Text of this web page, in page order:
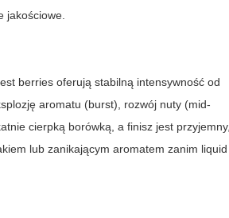
jakościowe.
berries oferują stabilną intensywność od
aromatu (burst), rozwój nuty (mid-
cierpką borówką, a finisz jest przyjemny,
lub zanikającym aromatem zanim liquid